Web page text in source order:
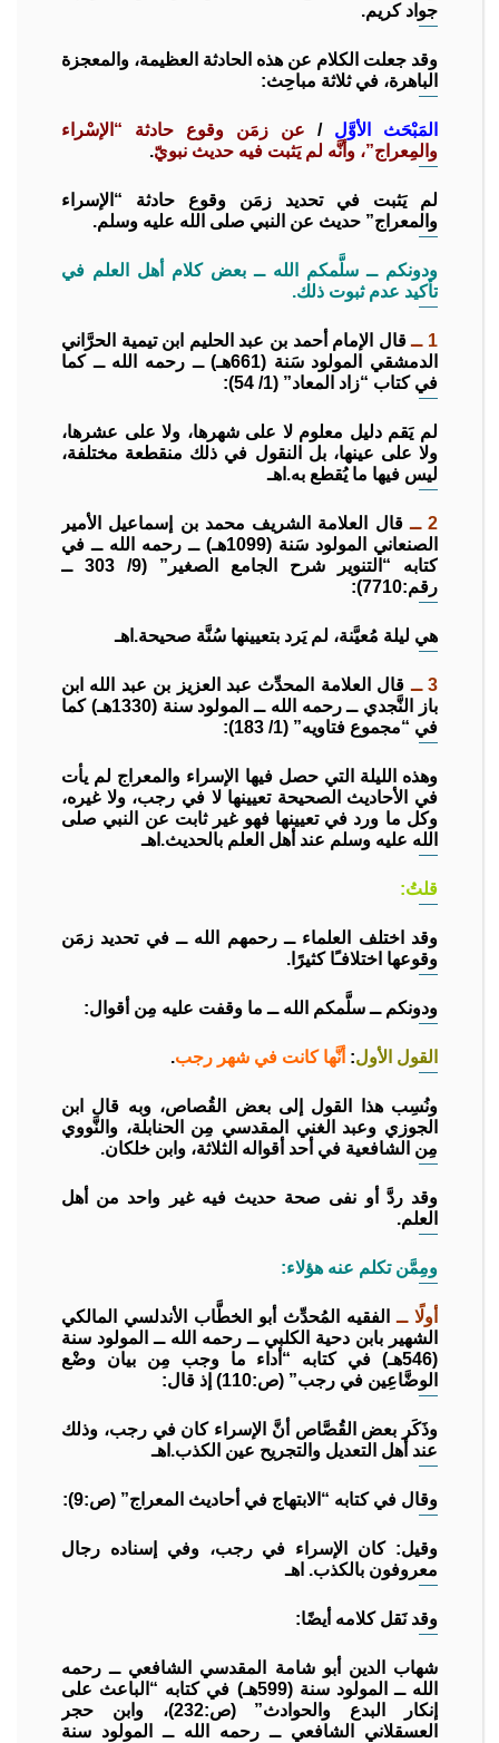
جواد كريم.
وقد جعلت الكلام عن هذه الحادثة العظيمة، والمعجزة
الباهرة، في ثلاثة مباحِث:
المَبْحَث الأوَّل / عن زمَن وقوع حادثة “الإسْراء
والمِعراج”، وأنَّه لم يَثبت فيه حديث نبويّ.
لم يَثبت في تحديد زمَن وقوع حادثة “الإسراء
والمعراج” حديث عن النبي صلى الله عليه وسلم.
ودونكم ــ سلَّمكم الله ــ بعض كلام أهل العلم في
تأكيد عدم ثبوت ذلك.
1 ــ
قال الإمام أحمد بن عبد الحليم ابن تيمية الحرَّاني
الدمشقي المولود سَنة (661هـ) ــ رحمه الله ــ كما
في كتاب “زاد المعاد” (1/ 54):
لم يَقم دليل معلوم لا على شهرها، ولا على عشرها،
ولا على عينها، بل النقول في ذلك منقطعة مختلفة،
ليس فيها ما يُقطع به.اهـ
2 ــ
قال العلامة الشريف محمد بن إسماعيل الأمير
الصنعاني المولود سَنة (1099هـ) ــ رحمه الله ــ في
كتابه “التنوير شرح الجامع الصغير” (9/ 303 ــ
رقم:7710):
هي ليلة مُعيَّنة، لم يَرد بتعيينها سُنَّة صحيحة.اهـ
3 ــ
قال العلامة المحدِّث عبد العزيز بن عبد الله ابن
باز النَّجدي ــ رحمه الله ــ المولود سنة (1330هـ) كما
في “مجموع فتاويه” (1/ 183):
وهذه الليلة التي حصل فيها الإسراء والمعراج لم يأت
في الأحاديث الصحيحة تعيينها لا في رجب، ولا غيره،
وكل ما ورد في تعيينها فهو غير ثابت عن النبي صلى
الله عليه وسلم عند أهل العلم بالحديث.اهـ
قلتُ:
وقد اختلف العلماء ــ رحمهم الله ــ في تحديد زمَن
وقوعها اختلافـًا كثيرًا.
ودونكم ــ سلَّمكم الله ــ ما وقفت عليه مِن أقوال:
القول الأول: أنَّها كانت في شهر رجب.
ونُسِب هذا القول إلى بعض القُصاص، وبه قال ابن
الجوزي وعبد الغني المقدسي مِن الحنابلة، والنَّووي
مِن الشافعية في أحد أقواله الثلاثة، وابن خلكان.
وقد ردَّ أو نفى صحة حديث فيه غير واحد من أهل
العلم.
ومِمَّن تكلم عنه هؤلاء:
أولًا ــ الفقيه المُحدِّث أبو الخطَّاب الأندلسي المالكي
الشهير بابن دحية الكلبي ــ رحمه الله ــ المولود سنة
(546هـ) في كتابه “أداء ما وجب مِن بيان وضْع
الوضَّاعِين في رجب” (ص:110) إذ قال:
وذَكَر بعض القُصَّاص أنَّ الإسراء كان في رجب، وذلك
عند أهل التعديل والتجريح عين الكذب.اهـ
وقال في كتابه “الابتهاج في أحاديث المعراج” (ص:9):
وقيل: كان الإسراء في رجب، وفي إسناده رجال
معروفون بالكذب. اهـ
وقد نَقل كلامه أيضًا:
شهاب الدين أبو شامة المقدسي الشافعي ــ رحمه
الله ــ المولود سنة (599هـ) في كتابه “الباعث على
إنكار البدع والحوادث” (ص:232)، وابن حجر
العسقلاني الشافعي ــ رحمه الله ــ المولود سنة